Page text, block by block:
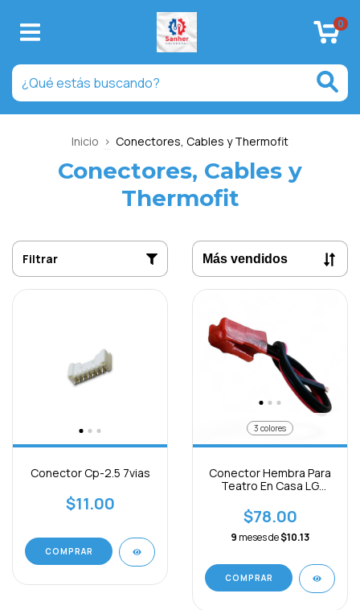
0
Inicio > Conectores, Cables y Thermofit
Conectores, Cables y
Thermofit
Filtrar
Conector Cp-2.5 7vias
$11.00
COMPRAR
3 colores
Conector Hembra Para
Teatro En Casa LG
$78.00
9 meses de$10.13
COMPRAR